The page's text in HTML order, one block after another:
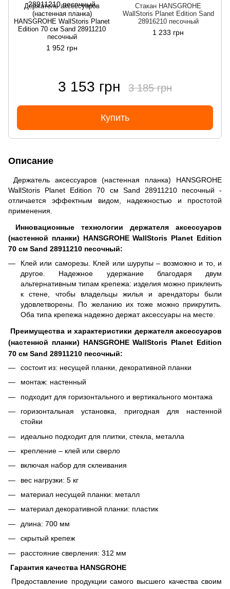
Держатель аксессуаров
(настенная планка)
HANSGROHE WallStoris Planet
Edition 70 см Sand 28911210
песочный
1 952 грн
Стакан HANSGROHE
WallStoris Planet Edition Sand
28916210 песочный
1 233 грн
3 153 грн 3 185 грн
Купить
Описание
Держатель аксессуаров (настенная планка) HANSGROHE
WallStoris Planet Edition 70 см Sand 28911210 песочный -
отличается эффектным видом, надежностью и простотой
применения.
Инновационные технологии держателя аксессуаров
(настенной планки) HANSGROHE WallStoris Planet Edition
70 см Sand 28911210 песочный:
Клей или саморезы. Клей или шурупы – возможно и то, и
другое. Надежное удержание благодаря двум
альтернативным типам крепежа: изделия можно приклеить
к стене, чтобы владельцы жилья и арендаторы были
удовлетворены. По желанию их тоже можно прикрутить.
Оба типа крепежа надежно держат аксессуары на месте.
Преимущества и характеристики держателя аксессуаров
(настенной планки) HANSGROHE WallStoris Planet Edition
70 см Sand 28911210 песочный:
состоит из: несущей планки, декоративной планки
монтаж: настенный
подходит для горизонтального и вертикального монтажа
горизонтальная установка, пригодная для настенной
стойки
идеально подходит для плитки, стекла, металла
крепление – клей или сверло
включая набор для склеивания
вес нагрузки: 5 кг
материал несущей планки: металл
материал декоративной планки: пластик
длина: 700 мм
скрытый крепеж
расстояние сверления: 312 мм
Гарантия качества HANSGROHE
Предоставление продукции самого высшего качества своим